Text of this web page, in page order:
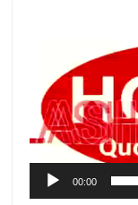
00:00